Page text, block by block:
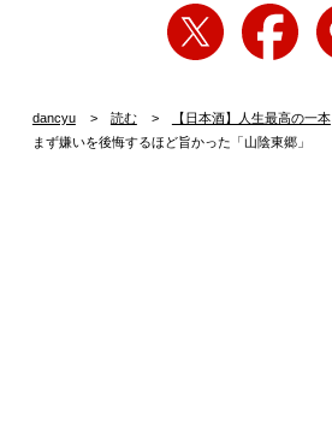
dancyu 読む 【日本酒】人生最高の一本
まず嫌いを後悔するほど旨かった「山陰東郷」